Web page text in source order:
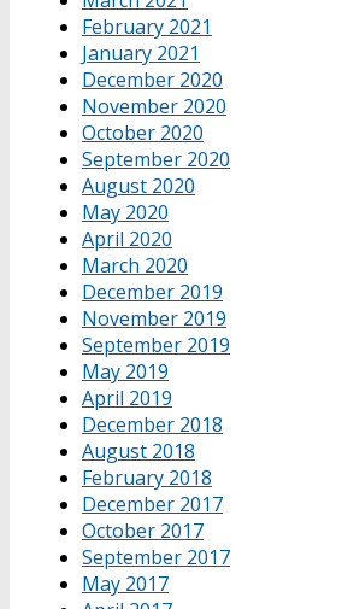
February 2021
January 2021
December 2020
November 2020
October 2020
September 2020
August 2020
May 2020
April 2020
March 2020
December 2019
November 2019
September 2019
May 2019
April 2019
December 2018
August 2018
February 2018
December 2017
October 2017
September 2017
May 2017